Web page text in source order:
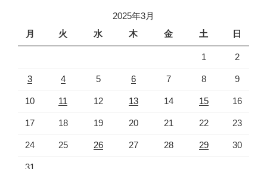
2025年3月
月
火 水 木 金 土 日
1 2
3 4 5 6 7 8 9
10 11 12 13 14 15 16
17 18 19 20 21 22 23
24 25 26 27 28 29 30